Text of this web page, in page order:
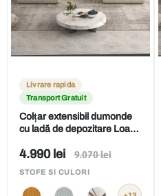
Livrare rapida
Transport Gratuit
Colțar extensibil dumonde
cu ladă de depozitare Loana
cm
Preț
de
vânzare
4.990 lei
Preț
9.070 lei
STOFE SI CULORI